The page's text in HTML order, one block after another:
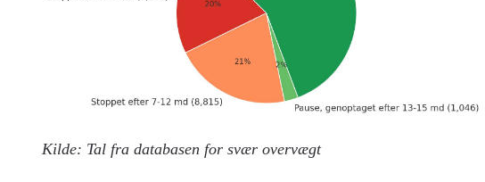
Kilde: Tal fra databasen for svær overvægt